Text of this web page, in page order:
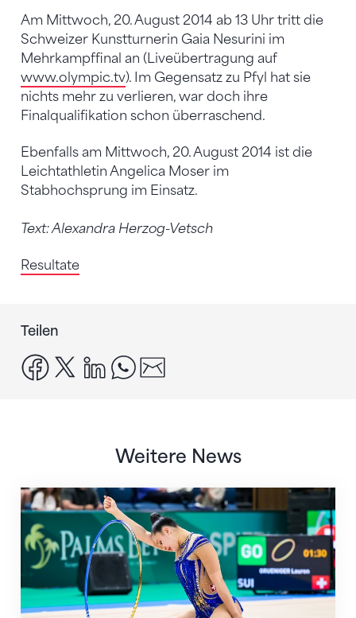
Am Mittwoch, 20. August 2014 ab 13 Uhr tritt die
Schweizer Kunstturnerin Gaia Nesurini im
Mehrkampffinal an (Liveübertragung auf
www.olympic.tv). Im Gegensatz zu Pfyl hat sie
nichts mehr zu verlieren, war doch ihre
Finalqualifikation schon überraschend.
Ebenfalls am Mittwoch, 20. August 2014 ist die
Leichtathletin Angelica Moser im
Stabhochsprung im Einsatz.
Text: Alexandra Herzog-Vetsch
Resultate
Teilen
facebook
x linkedinwhatsapp
Weitere News
Nächster Halt: Weltmeisterschaft